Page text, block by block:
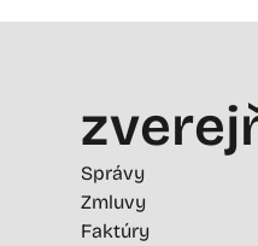
Správy
Zmluvy
Faktúry